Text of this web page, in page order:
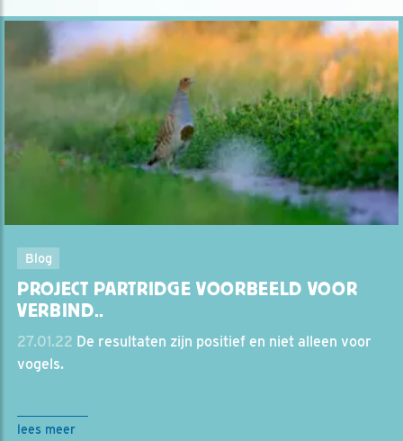
Blog
PROJECT PARTRIDGE VOORBEELD VOOR
VERBIND..
27.01.22 De resultaten zijn positief en niet alleen voor
vogels.
lees meer